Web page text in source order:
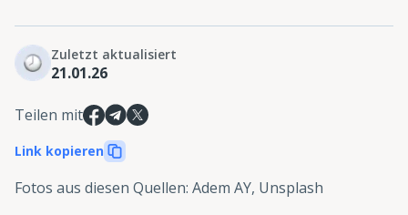
Zuletzt aktualisiert
21.01.26
Teilen mit
Link kopieren
Fotos aus diesen Quellen: Adem AY, Unsplash